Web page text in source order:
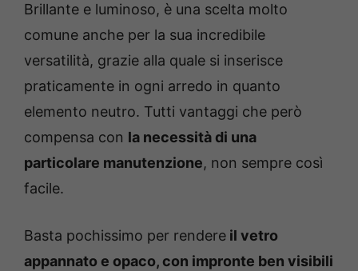
Brillante e luminoso, è una scelta molto
comune anche per la sua incredibile
versatilità, grazie alla quale si inserisce
praticamente in ogni arredo in quanto
elemento neutro. Tutti vantaggi che però
compensa con la necessità di una
particolare manutenzione, non sempre così
facile.
Basta pochissimo per rendere il vetro
appannato e opaco, con impronte ben visibili